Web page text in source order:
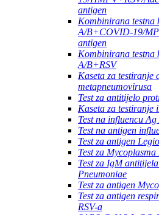
antigen
Kombinirana testna
A/B+COVID-19/
antigen
Kombinirana testna
A/B+RSV
Kaseta za testiranje
metapneumovirusa
Test za antitijelo
Kaseta za testiranje
Test na influencu
Test na antigen
Test za antigen
Test za
Test za IgM
Pneumoniae
Test za antigen
Test za antigen
RSV-a